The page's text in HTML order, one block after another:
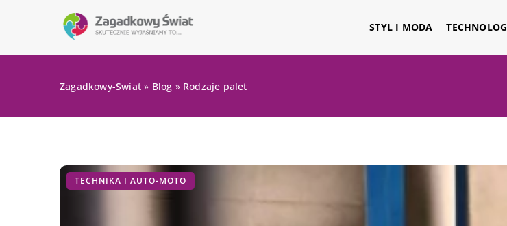
STYL I MODA
Zagadkowy-Swiat » Blog » Rodzaje palet
TECHNIKA I AUTO-MOTO